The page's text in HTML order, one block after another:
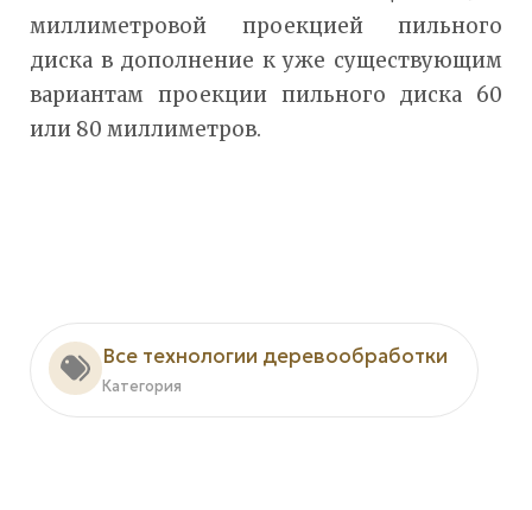
миллиметровой проекцией пильного
диска в дополнение к уже существующим
вариантам проекции пильного диска 60
или 80 миллиметров.
Все технологии деревообработки
Категория